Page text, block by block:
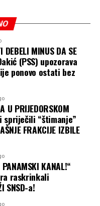
DEBELI MINUS DA SE
(PSS) upozorava
ponovo ostati bez
U PRIJEDORSKOM
spriječili “štimanje”
FRAKCIJE IZBILE
PANAMSKI KANAL!“
raskrinkali
SNSD-a!